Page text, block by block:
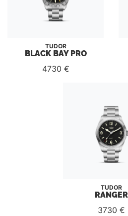
TUDOR
BLACK BAY PRO
4730 €
TUDOR
RANGER
3730 €